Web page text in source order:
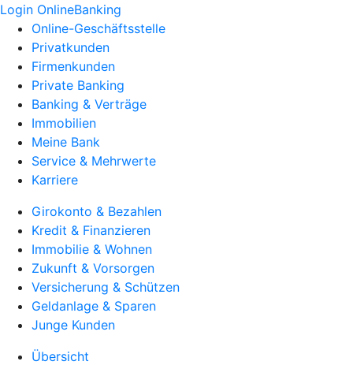
Login OnlineBanking
Online-Geschäftsstelle
Privatkunden
Firmenkunden
Private Banking
Banking & Verträge
Immobilien
Meine Bank
Service & Mehrwerte
Karriere
Girokonto & Bezahlen
Kredit & Finanzieren
Immobilie & Wohnen
Zukunft & Vorsorgen
Versicherung & Schützen
Geldanlage & Sparen
Junge Kunden
Übersicht